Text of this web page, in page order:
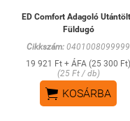
ED Comfort Adagoló
Füldugó
Cikkszám: 0401008099999
19 921 Ft + ÁFA (25 300 Ft)
(25 Ft / db)
 KOSÁRBA